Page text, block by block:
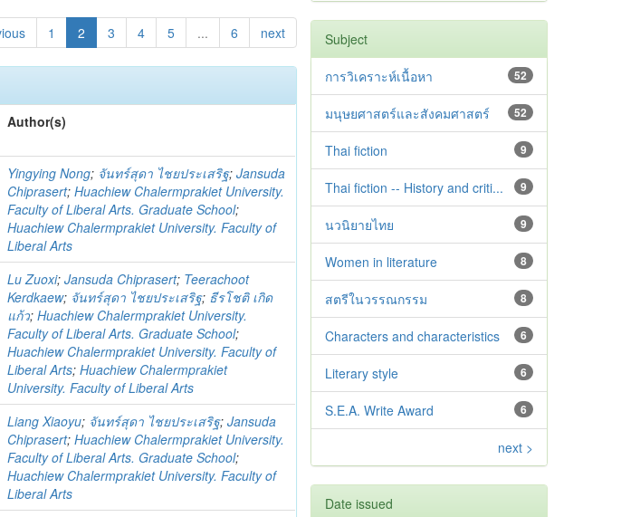
1 2 3 4 5 ... 6 next
Author(s)
Yingying Nong; จันทร์สุดา ไชยประเสริฐ;Jansuda
Chiprasert;Huachiew Chalermprakiet University.
Faculty of Liberal Arts. Graduate School;
Huachiew Chalermprakiet University. Faculty of
Liberal Arts
Lu Zuoxi;Jansuda Chiprasert; Teerachoot
Kerdkaew; จันทร์สุดา ไชยประเสริฐ; ธีรโชติ เกิด
แก้ว;Huachiew Chalermprakiet University.
Faculty of Liberal Arts. Graduate School;
Huachiew Chalermprakiet University. Faculty of
Liberal Arts;Huachiew Chalermprakiet
University. Faculty of Liberal Arts
Liang Xiaoyu; จันทร์สุดา ไชยประเสริฐ;Jansuda
Chiprasert;Huachiew Chalermprakiet University.
Faculty of Liberal Arts. Graduate School;
Huachiew Chalermprakiet University. Faculty of
Liberal Arts
Subject
52
การวิเคราะห์เนื้อหา
52
มนุษยศาสตร์และสังคมศาสตร์
9
Thai fiction
9
Thai fiction -- History and criti...
9
นวนิยายไทย
8
Women in literature
8
สตรีในวรรณกรรม
6
Characters and characteristics
6
Literary style
6
S.E.A. Write Award
next >
Date issued